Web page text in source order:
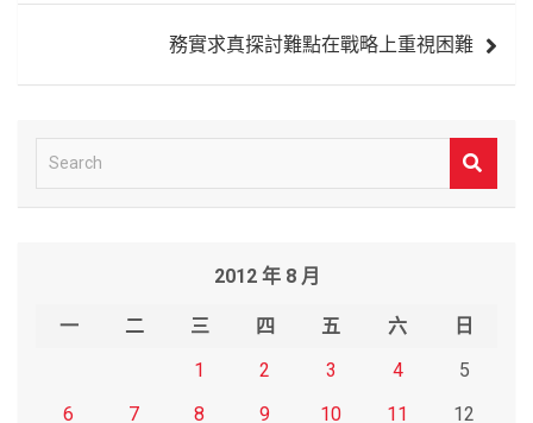
務實求真探討難點在戰略上重視困難
e
2012 年 8 月
一 二 三 四 五 六
日
1
2 3 4
5
6
7 8 9 10 11 12